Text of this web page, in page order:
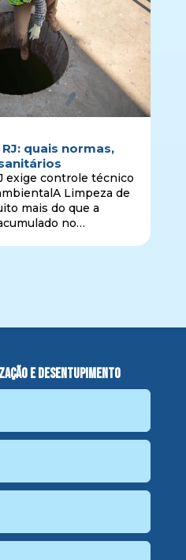
quais normas,
exige controle técnico
Limpeza de
mais do que a
no
e Desentupimento